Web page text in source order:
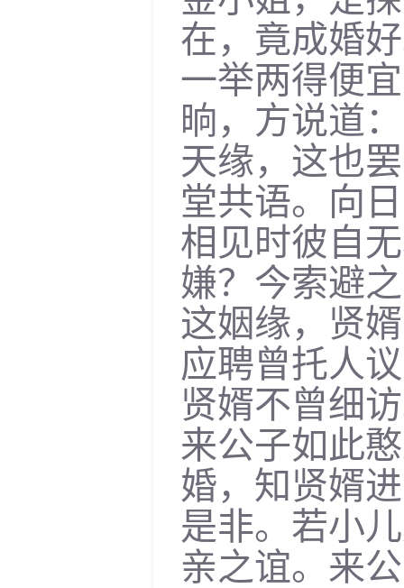
在，竟成婚
一举两得便
晌，方说道
天缘，这也
堂共语。向
相见时彼自
嫌？今索避
这姻缘，贤
应聘曾托人
贤婿不曾细
来公子如此
婚，知贤婿
是非。若小
亲之谊。来